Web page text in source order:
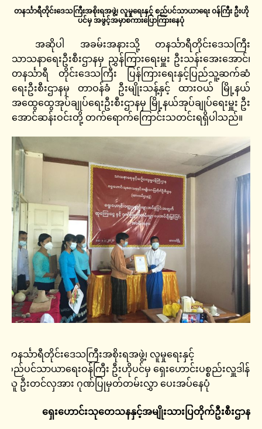
တနင်္သာရီတိုင်းဒေသကြီးအစိုးရအဖွဲ့၊ လူမှုရေးနှင့် စည်ပင်သာယာရေး ဝန်ကြီး ဦးဟို
ပင်မှ အဖွင့်အမှာစကားပြောကြားနေပုံ
အဆိုပါ အခမ်းအနားသို့ တနင်္သာရီတိုင်းဒေသကြီး
သာသနာရေးဦးစီးဌာနမှ ညွှန်ကြားရေးမှူး ဦးသန်းအေးအောင်၊
တနင်္သာရီ တိုင်းဒေသကြီး ပြန်ကြားရေးနှင့်ပြည်သူ့ဆက်ဆံ
ရေးဦးစီးဌာနမှ တာဝန်ခံ ဦးမျိုးသန့်နှင့် ထားဝယ် မြို့နယ်
အထွေထွေအုပ်ချုပ်ရေးဦးစီးဌာနမှ မြို့နယ်အုပ်ချုပ်ရေးမှူး ဦး
အောင်ဆန်းဝင်းတို့ တက်ရောက်ကြောင်းသတင်းရရှိပါသည်။
တနင်္သာရီတိုင်းဒေသကြီးအစိုးရအဖွဲ့၊ လူမှုရေးနှင့်
စည်ပင်သာယာရေးဝန်ကြီး ဦးဟိုပင်မှ ရှေးဟောင်းပစ္စည်းလှူဒါန်း
သူ ဦးတင်လှအား ဂုဏ်ပြုမှတ်တမ်းလွှာ ပေးအပ်နေပုံ
ရှေးဟောင်းသုတေသနနှင့်အမျိုးသားပြတိုက်ဦးစီးဌာန